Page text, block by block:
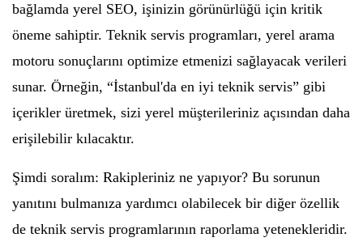
bağlamda yerel SEO, işinizin görünürlüğü için kritik
öneme sahiptir. Teknik servis programları, yerel arama
motoru sonuçlarını optimize etmenizi sağlayacak verileri
sunar. Örneğin, “İstanbul'da en iyi teknik servis” gibi
içerikler üretmek, sizi yerel müşterileriniz açısından daha
erişilebilir kılacaktır.
Şimdi soralım: Rakipleriniz ne yapıyor? Bu sorunun
yanıtını bulmanıza yardımcı olabilecek bir diğer özellik
de teknik servis programlarının raporlama yetenekleridir.